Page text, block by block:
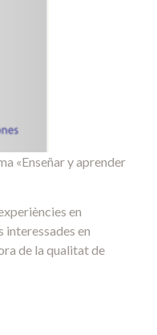
«Enseñar y aprender
en
interessades en
de la qualitat de